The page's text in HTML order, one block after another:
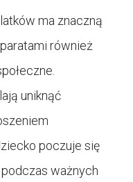
ma znaczną
również
uniknąć
poczuje się
ważnych